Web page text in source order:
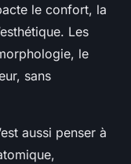
le confort, la
Les
le
sans
aussi penser à